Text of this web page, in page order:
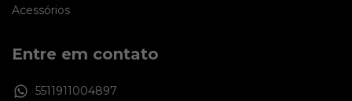
Acessórios
Entre em contato
5511911004897